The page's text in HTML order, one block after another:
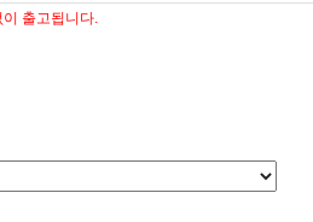
출고됩니다.